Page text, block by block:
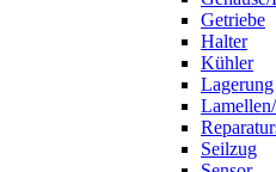
Getriebe
Halter
Kühler
Lagerung
Seilzug